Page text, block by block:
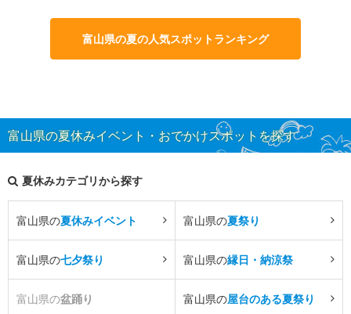
富山県の夏の人気スポットランキング
富山県の夏休みイベント・おでかけスポットを探す
夏休みカテゴリから探す
富山県の夏休みイベント 富山県の夏祭り
富山県の七夕祭り 富山県の縁日・納涼祭
富山県の盆踊り 富山県の屋台のある夏祭り